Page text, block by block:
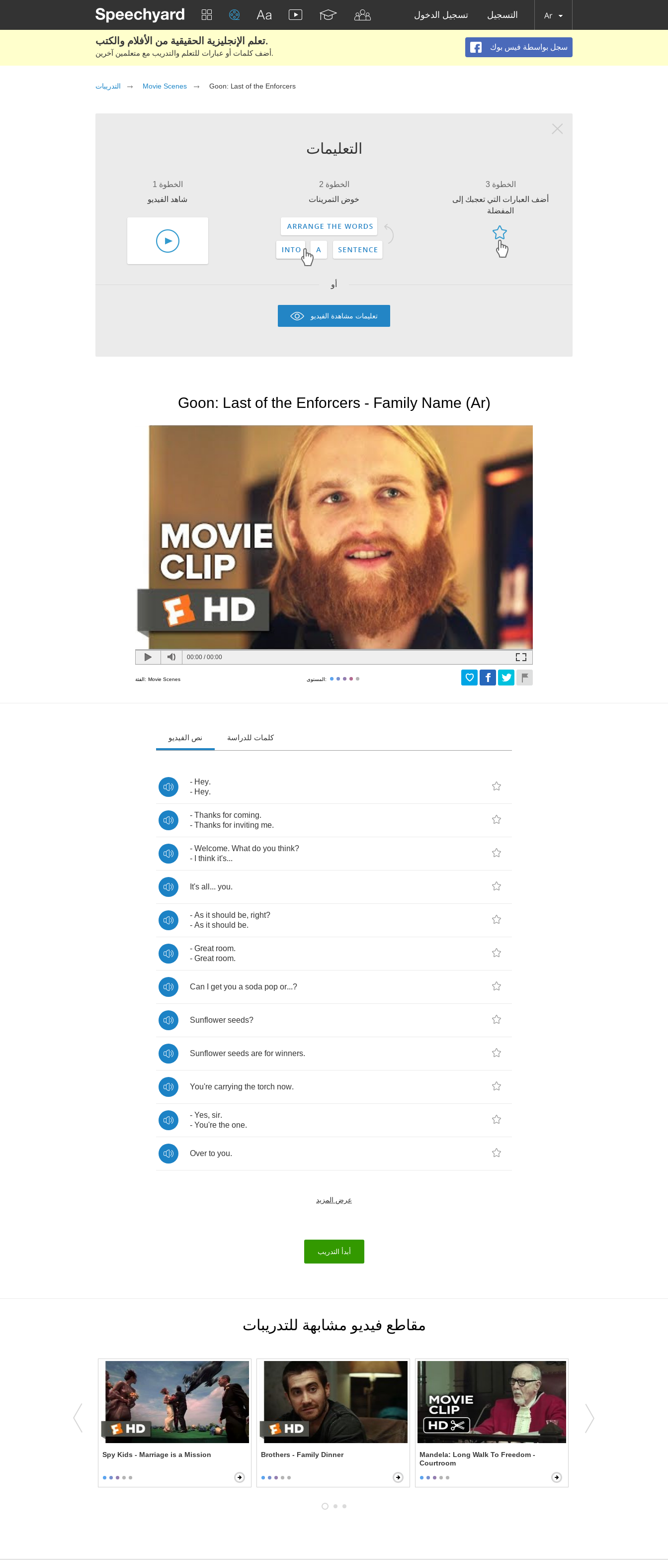
تسجيل الدخول التسجيل Ar
تعلم الإنجليزية الحقيقية من الأفلام والكتب.
أضف كلمات أو عبارات للتعلم والتدريب مع متعلمين آخرين.
سجل بواسطة فيس بوك
التدريبات Movie Scenes Goon: Last of the Enforcers
التعليمات
الخطوة 1
شاهد الفيديو
الخطوة 2
خوض التمرينات
الخطوة 3
أضف العبارات التي تعجبك إلى
المفضلة
أو
تعليمات مشاهدة الفيديو
Goon: Last of the Enforcers - Family Name (Ar)
00:00 /00:00
الفئة: Movie Scenes المستوى:
نص الفيديو كلمات للدراسة
- Hey.
- Hey.
- Thanks for coming.
- Thanks for inviting me.
- Welcome. What do you think?
-
think it's...
It's all ... you.
- As it should be, right?
- As it should be.
- Great room.
- Great room.
Can get you a soda pop or...?
Sunflower seeds?
Sunflower seeds are for winners.
You're carrying the torch now.
- Yes, sir.
- You're the one.
Over to you.
عرض المزيد
أبدأ التدريب
مقاطع فيديو مشابهة للتدريبات
Spy Kids - Marriage is a Mission Brothers - Family Dinner
Mandela: Long Walk To Freedom -
Courtroom